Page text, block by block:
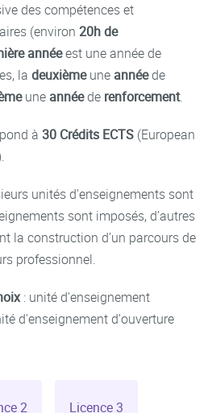
des compétences et
(environ 20h de
annéeest une année de
la deuxièmeune annéede
une annéede renforcement.
à 30 Crédits ECTS (European
unités d'enseignements sont
sont imposés, d’autres
la construction d’un parcours de
professionnel.
: unité d'enseignement
d'enseignement d'ouverture
2 Licence 3